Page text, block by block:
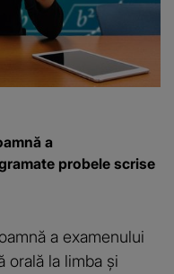
a
probele scrise
a examenului
orală la limba și